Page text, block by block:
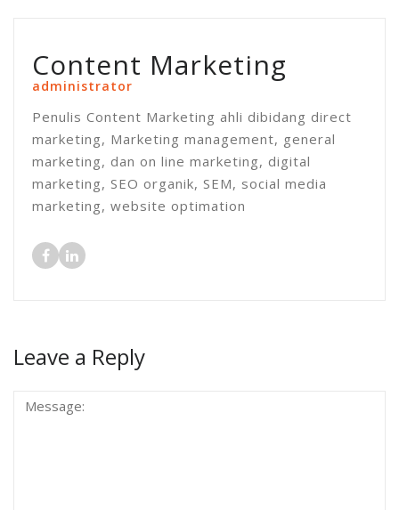
Content Marketing
administrator
Penulis Content Marketing ahli dibidang direct
marketing, Marketing management, general
marketing, dan on line marketing, digital
marketing, SEO organik, SEM, social media
marketing, website optimation
Leave a Reply